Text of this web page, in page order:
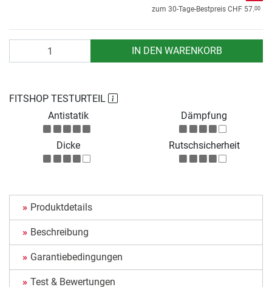
zum 30-Tage-Bestpreis CHF 57.00
IN DEN WARENKORB
FITSHOP TESTURTEIL
Antistatik
Dämpfung
Dicke Rutschsicherheit
Produktdetails
Beschreibung
Garantiebedingungen
Test & Bewertungen